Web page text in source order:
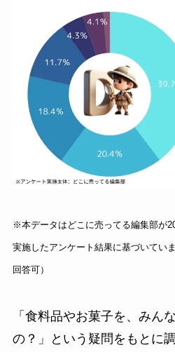
※本データはどこに売ってる編集部が
実施したアンケート結果に基づいてい
回答可）
「食料品やお菓子を、みん
の？」という疑問をもとに